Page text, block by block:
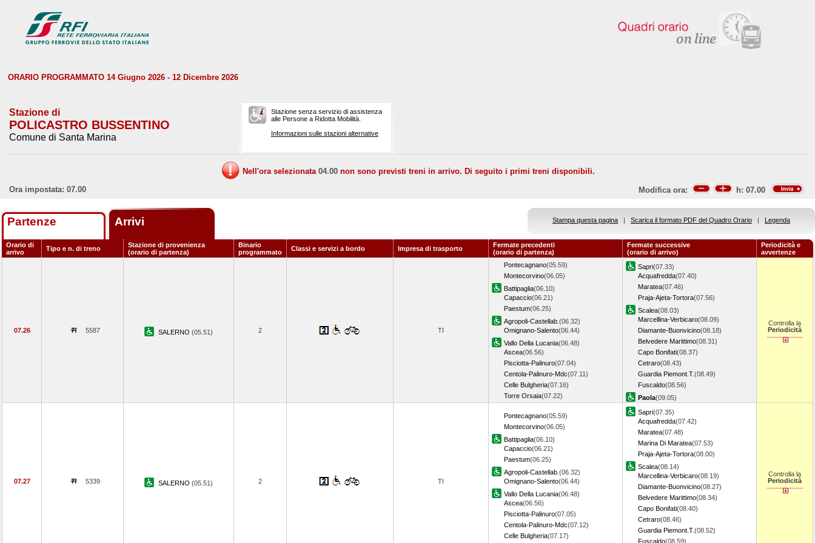
ORARIO PROGRAMMATO 14 Giugno 2026 - 12 Dicembre 2026
Stazione di
POLICASTRO BUSSENTINO
Comune di Santa Marina
Stazione senza servizio di assistenza
alle Persone a Ridotta Mobilità.
Informazioni sulle stazioni alternative
Nell'ora selezionata 04.00 non sono previsti treni in arrivo. Di seguito i primi treni disponibili.
Ora impostata: 07.00
Modifica ora: h: 07.00
Partenze Arrivi Stampa questa pagina | Scarica il formato PDF del Quadro Orario | Legenda
Orario di
arrivo
Tipo e n. di treno
Stazione di provenienza
(orario di partenza)
Binario
programmato
Classi e servizi a bordo Impresa di trasporto
Fermate precedenti
(orario di partenza)
Fermate successive
(orario di arrivo)
Periodicità e
avvertenze
07.26 5587 SALERNO (05.51) 2 TI
Pontecagnano(05.59)
Montecorvino(06.05)
Battipaglia(06.10)
Capaccio(06.21)
Paestum(06.25)
Agropoli-Castellab. (06.32)
Omignano-Salento(06.44)
Vallo Della Lucania(06.48)
Ascea(06.56)
Pisciotta-Palinuro(07.04)
Centola-Palinuro-Mdc(07.11)
Celle Bulgheria(07.16)
Torre Orsaia(07.22)
Sapri(07.33)
Acquafredda(07.40)
Maratea(07.46)
Praja-Ajeta-Tortora(07.56)
Scalea(08.03)
Marcellina-Verbicaro(08.09)
Diamante-Buonvicino(08.18)
Belvedere Marittimo(08.31)
Capo Bonifati(08.37)
Cetraro(08.43)
Guardia Piemont.T.(08.49)
Fuscaldo(08.56)
Paola(09.05)
Controlla la
Periodicità
07.27 5339 SALERNO (05.51) 2 TI
Pontecagnano(05.59)
Montecorvino(06.05)
Battipaglia(06.10)
Capaccio(06.21)
Paestum(06.25)
Agropoli-Castellab. (06.32)
Omignano-Salento(06.44)
Vallo Della Lucania(06.48)
Ascea(06.56)
Pisciotta-Palinuro(07.05)
Centola-Palinuro-Mdc(07.12)
Celle Bulgheria(07.17)
Sapri(07.35)
Acquafredda(07.42)
Maratea(07.48)
Marina Di Maratea(07.53)
Praja-Ajeta-Tortora(08.00)
Scalea(08.14)
Marcellina-Verbicaro(08.19)
Diamante-Buonvicino(08.27)
Belvedere Marittimo(08.34)
Capo Bonifati(08.40)
Cetraro(08.46)
Guardia Piemont.T.(08.52)
Fuscaldo(08.59)
Controlla la
Periodicità